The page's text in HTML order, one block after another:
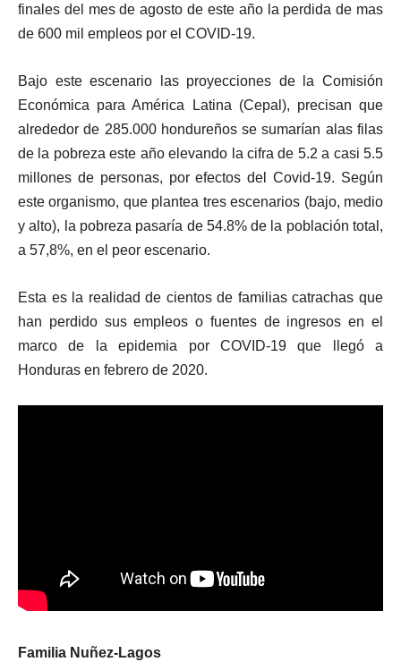
finales del mes de agosto de este año la perdida de mas
de 600 mil empleos por el COVID-19.
Bajo este escenario las proyecciones de la Comisión
Económica para América Latina (Cepal), precisan que
alrededor de 285.000 hondureños se sumarían alas filas
de la pobreza este año elevando la cifra de 5.2 a casi 5.5
millones de personas, por efectos del Covid-19. Según
este organismo, que plantea tres escenarios (bajo, medio
y alto), la pobreza pasaría de 54.8% de la población total,
a 57,8%, en el peor escenario.
Esta es la realidad de cientos de familias catrachas que
han perdido sus empleos o fuentes de ingresos en el
marco de la epidemia por COVID-19 que llegó a
Honduras en febrero de 2020.
Familia Nuñez-Lagos